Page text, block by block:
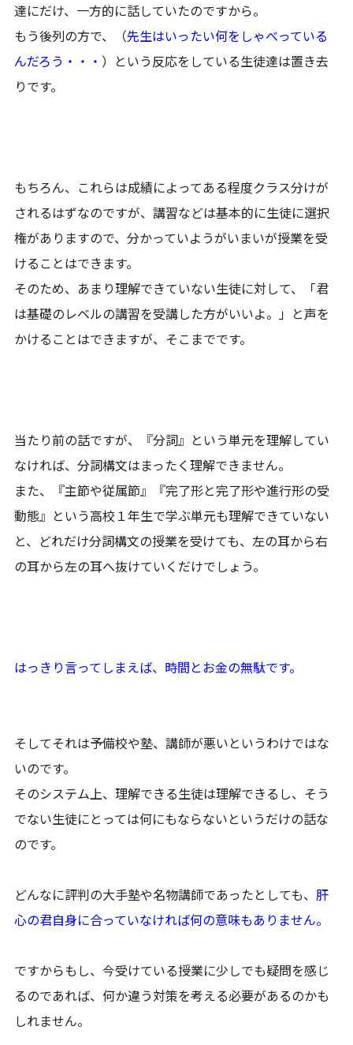
達にだけ、一方的に話していたのですから。
もう後列の方で、（先生はいったい何をしゃべっている
んだろう・・・ ）という反応をしている生徒達は置き去
りです。
もちろん、これらは成績によってある程度クラス分けが
されるはずなのですが、講習などは基本的に生徒に選択
権がありますので、分かっていようがいまいが授業を受
けることはできます。
そのため、あまり理解できていない生徒に対して、「君
は基礎のレベルの講習を受講した方がいいよ。」と声を
かけることはできますが、そこまでです。
当たり前の話ですが、『分詞』という単元を理解してい
なければ、分詞構文はまったく理解できません。
また、『主節や従属節』『完了形と完了形や進行形の受
動態』という高校１年生で学ぶ単元も理解できていない
と、どれだけ分詞構文の授業を受けても、左の耳から右
の耳から左の耳へ抜けていくだけでしょう。
はっきり言ってしまえば、時間とお金の無駄です。
そしてそれは予備校や塾、講師が悪いというわけではな
いのです。
そのシステム上、理解できる生徒は理解できるし、そう
でない生徒にとっては何にもならないというだけの話な
のです。
どんなに評判の大手塾や名物講師であったとしても、肝
心の君自身に合っていなければ何の意味もありません。
ですからもし、今受けている授業に少しでも疑問を感じ
るのであれば、何か違う対策を考える必要があるのかも
しれません。